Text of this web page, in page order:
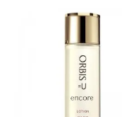
～乾性肌）*1 洗浄による汚
ヘキシルデカン酸アスコル
＝整肌成分*4 天然ビタミンE
シット、フィチン酸、ユズセ
ド、スフィンゴ糖脂質*5 テ
ヘキシルデカン酸アスコル
す。受けてしまった紫外線
をきっかけに、肌深く(*6)で
ラニンにじみ(*1)」が発現。
ソバカスという「点」だけ
透明感のなさなどの「面」
感を阻害する原因を引き起
ることがわかりました。そ